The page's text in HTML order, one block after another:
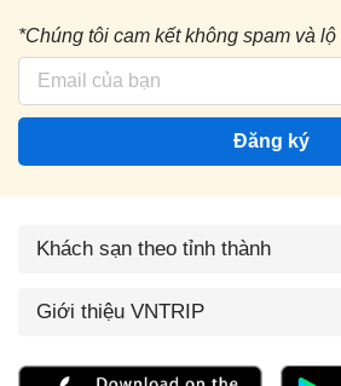
*Chúng tôi cam kết không spam và
Đăng ký
Khách sạn theo tỉnh thành
Giới thiệu VNTRIP